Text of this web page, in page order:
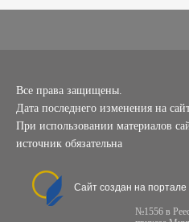
Все права защищены.
Дата последнего изменения на
При использовании материалов
источник обязательна
Сайт создан на
№1556 в